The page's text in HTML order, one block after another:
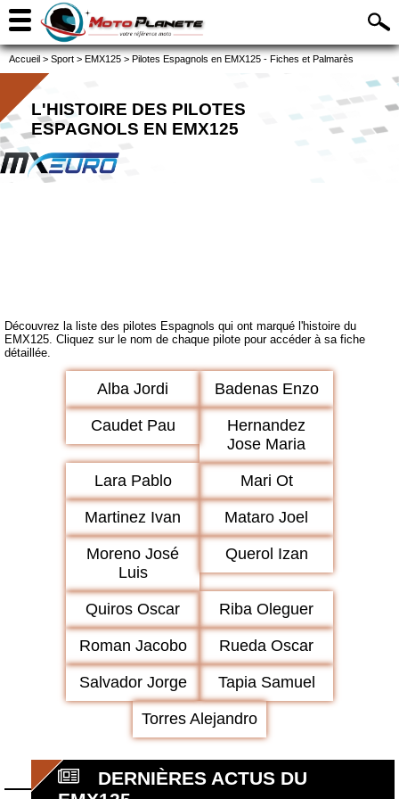
Accueil > Sport > EMX125 > Pilotes Espagnols en EMX125 - Fiches et Palmarès
L'HISTOIRE DES PILOTES
ESPAGNOLS EN EMX125
Découvrez la liste des pilotes Espagnols qui ont marqué l'histoire du
EMX125. Cliquez sur le nom de chaque pilote pour accéder à sa fiche
détaillée.
Alba Jordi Badenas Enzo
Caudet Pau
Hernandez
Jose Maria
Lara Pablo Mari Ot
Martinez Ivan Mataro Joel
Moreno José
Luis
Querol Izan
Quiros Oscar Riba Oleguer
Roman Jacobo Rueda Oscar
Salvador Jorge Tapia Samuel
Torres Alejandro
DERNIÈRES ACTUS DU